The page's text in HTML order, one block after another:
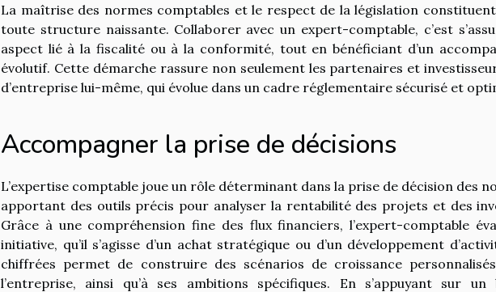
La maîtrise des normes comptables et le respect de la législation
toute structure naissante. Collaborer avec un expert-comptable, c’est
aspect lié à la fiscalité ou à la conformité, tout en bénéficiant d’un
évolutif. Cette démarche rassure non seulement les partenaires et
d’entreprise lui-même, qui évolue dans un cadre réglementaire sécurisé et
Accompagner la prise de décisions
L’expertise comptable joue un rôle déterminant dans la prise de décision des
apportant des outils précis pour analyser la rentabilité des projets et des
Grâce à une compréhension fine des flux financiers, l’expert-comptable
initiative, qu’il s’agisse d’un achat stratégique ou d’un développement
chiffrées permet de construire des scénarios de croissance
l’entreprise, ainsi qu’à ses ambitions spécifiques. En s’appuyant sur un